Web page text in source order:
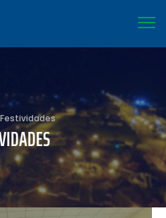
Festividades